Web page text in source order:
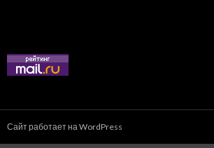
Сайт работает на WordPress